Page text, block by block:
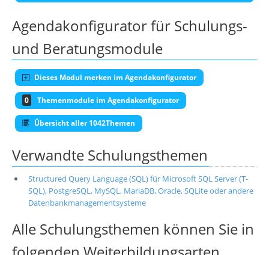
Agendakonfigurator für Schulungs-
und Beratungsmodule
Dieses Modul merken im Agendakonfigurator
0 Themenmodule im Agendakonfigurator
Übersicht aller 1042Themen
Verwandte Schulungsthemen
Structured Query Language (SQL) für Microsoft SQL Server (T-
SQL), PostgreSQL, MySQL, MariaDB, Oracle, SQLite oder andere
Datenbankmanagementsysteme
Alle Schulungsthemen können Sie in